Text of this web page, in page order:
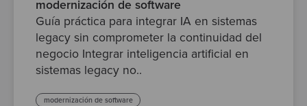
modernización de software
Guía práctica para integrar IA en sistemas
legacy sin comprometer la continuidad del
negocio Integrar inteligencia artificial en
sistemas legacy no..
modernización de software